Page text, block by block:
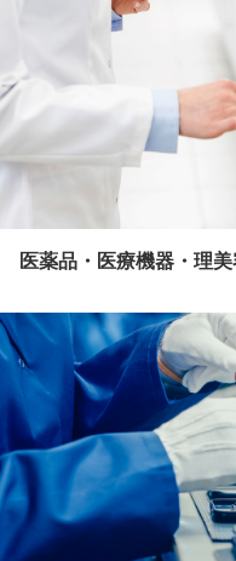
医薬品・医療機器・理